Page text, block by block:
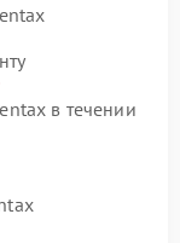
в течении